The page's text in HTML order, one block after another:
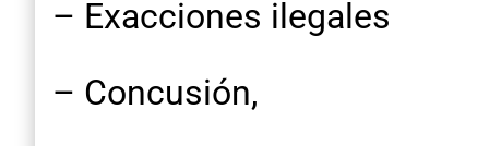
– Exacciones ilegales
– Concusión,